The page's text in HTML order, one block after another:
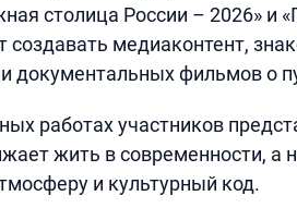
столица России – 2026» и
создавать медиаконтент,
документальных фильмов о
работах участников
жить в современности, а
и культурный код.